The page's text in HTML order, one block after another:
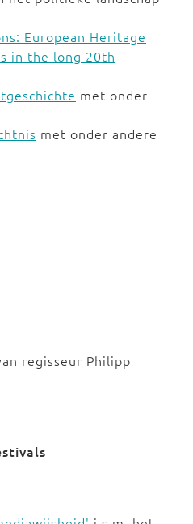
European Heritage
in the long 20th
met onder
met onder andere
regisseur Philipp